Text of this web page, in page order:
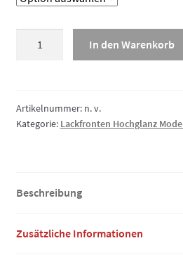
Schubladenfront
Menge
In den Warenkorb
Artikelnummer: n. v.
Kategorie: Lackfronten Hochglanz
Beschreibung
Zusätzliche Informationen